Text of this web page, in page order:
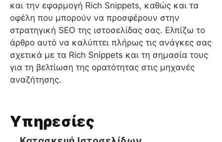
και την εφαρμογή Rich Snippets, καθώς και τα
οφέλη που μπορούν να προσφέρουν στην
στρατηγική SEO της ιστοσελίδας σας. Ελπίζω το
άρθρο αυτό να καλύπτει πλήρως τις ανάγκες σας
σχετικά με τα Rich Snippets και τη σημασία τους
για τη βελτίωση της ορατότητας στις μηχανές
αναζήτησης.
Υπηρεσίες